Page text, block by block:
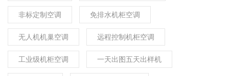
非标定制空调 免排水机柜空调
无人机机巢空调 远程控制机柜空调
工业级机柜空调 一天出图五天出样机